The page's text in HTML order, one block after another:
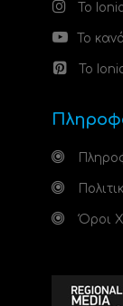
Το
Το
Το
Όροι